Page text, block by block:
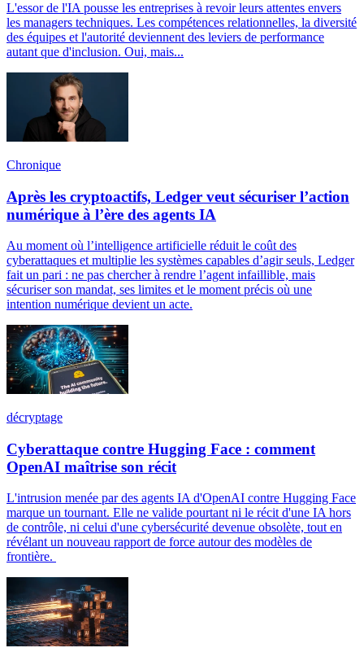
L'essor de l'IA pousse les entreprises à revoir leurs attentes envers
les managers techniques. Les compétences relationnelles, la diversité
des équipes et l'autorité deviennent des leviers de performance
autant que d'inclusion. Oui, mais...
Chronique
Après les cryptoactifs, Ledger veut sécuriser l’action
numérique à l’ère des agents IA
Au moment où l’intelligence artificielle réduit le coût des
cyberattaques et multiplie les systèmes capables d’agir seuls, Ledger
fait un pari : ne pas chercher à rendre l’agent infaillible, mais
sécuriser son mandat, ses limites et le moment précis où une
intention numérique devient un acte.
décryptage
Cyberattaque contre Hugging Face : comment
OpenAI maîtrise son récit
L'intrusion menée par des agents IA d'OpenAI contre Hugging Face
marque un tournant. Elle ne valide pourtant ni le récit d'une IA hors
de contrôle, ni celui d'une cybersécurité devenue obsolète, tout en
révélant un nouveau rapport de force autour des modèles de
frontière.